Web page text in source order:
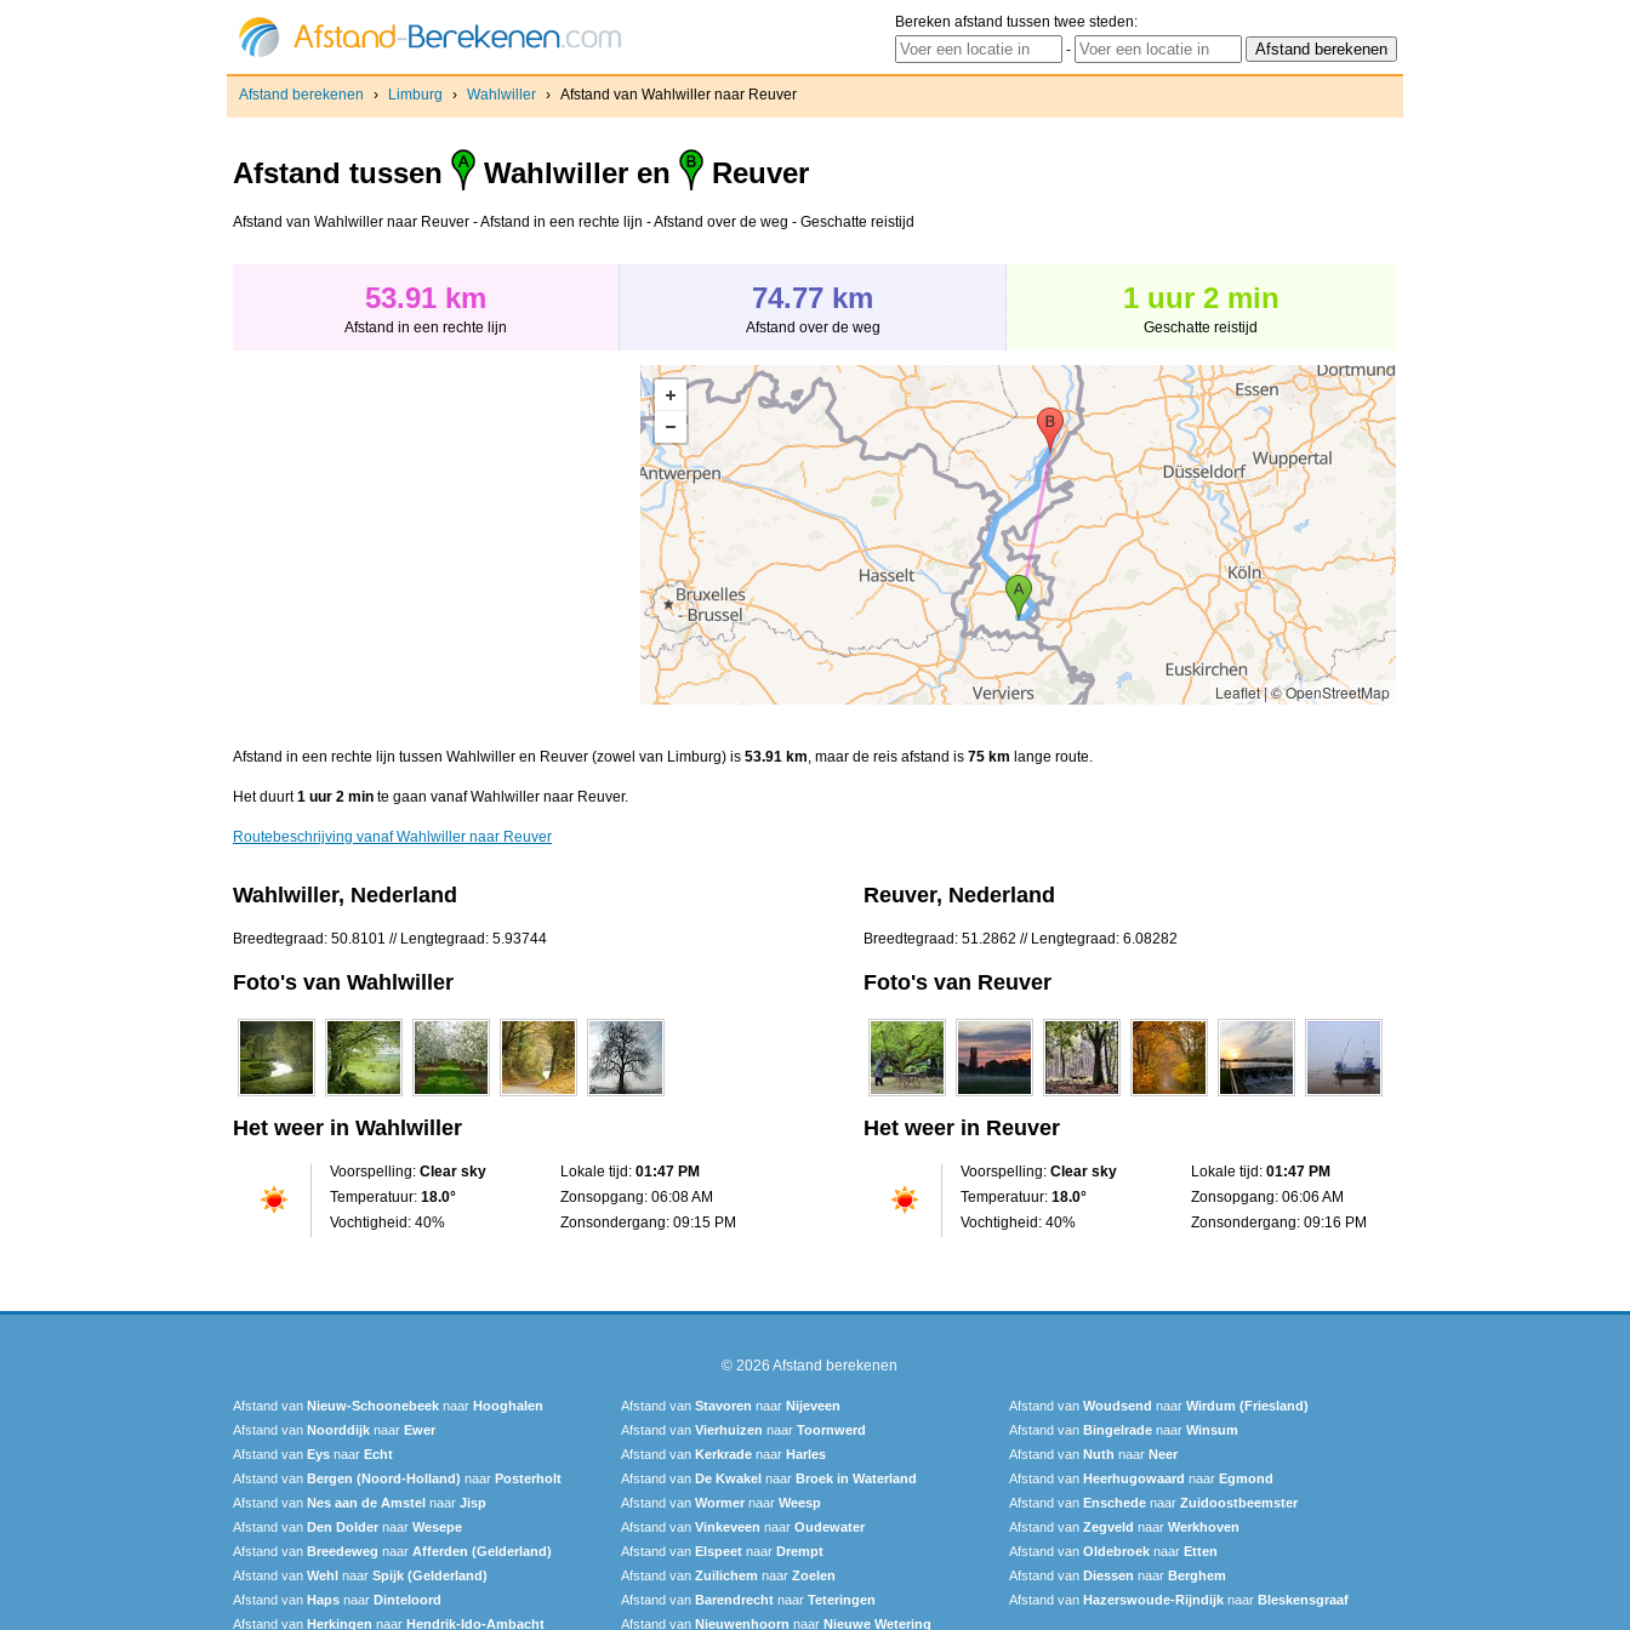
Bereken afstand tussen twee steden:
-
Afstand berekenen › Limburg › Wahlwiller › Afstand van Wahlwiller naar Reuver
Afstand tussen Wahlwiller en Reuver
Afstand van Wahlwiller naar Reuver - Afstand in een rechte lijn - Afstand over de weg - Geschatte reistijd
53.91 km
Afstand in een rechte lijn
74.77 km
Afstand over de weg
1 uur 2 min
Geschatte reistijd
Leaflet|© OpenStreetMap
Afstand in een rechte lijn tussen Wahlwiller en Reuver (zowel van Limburg) is 53.91 km, maar de reis afstand is 75 km lange route.
Het duurt1 uur 2 min te gaan vanaf Wahlwiller naar Reuver.
Routebeschrijving vanaf Wahlwiller naar Reuver
Wahlwiller, Nederland
Breedtegraad: 50.8101 // Lengtegraad: 5.93744
Foto's van Wahlwiller
Het weer in Wahlwiller
Voorspelling: Clear sky
Temperatuur: 18.0°
Vochtigheid: 40%
Lokale tijd: 01:47 PM
Zonsopgang: 06:08 AM
Zonsondergang: 09:15 PM
Reuver, Nederland
Breedtegraad: 51.2862 // Lengtegraad: 6.08282
Foto's van Reuver
Het weer in Reuver
Voorspelling: Clear sky
Temperatuur: 18.0°
Vochtigheid: 40%
Lokale tijd: 01:47 PM
Zonsopgang: 06:06 AM
Zonsondergang: 09:16 PM
© 2026 Afstand berekenen
Afstand van Nieuw-Schoonebeek naar Hooghalen Afstand van Stavoren naar Nijeveen Afstand van Woudsend naar Wirdum (Friesland)
Afstand van Noorddijk naar Ewer Afstand van Vierhuizen naar Toornwerd Afstand van Bingelrade naar Winsum
Afstand van Eys naar Echt Afstand van Kerkrade naar Harles Afstand van Nuth naar Neer
Afstand van Bergen (Noord-Holland) naar Posterholt Afstand van De Kwakel naar Broek in Waterland Afstand van Heerhugowaard naar Egmond
Afstand van Nes aan de Amstel naar Jisp Afstand van Wormer naar Weesp Afstand van Enschede naar Zuidoostbeemster
Afstand van Den Dolder naar Wesepe Afstand van Vinkeveen naar Oudewater Afstand van Zegveld naar Werkhoven
Afstand van Breedeweg naar Afferden (Gelderland) Afstand van Elspeet naar Drempt Afstand van Oldebroek naar Etten
Afstand van Wehl naar Spijk (Gelderland) Afstand van Zuilichem naar Zoelen Afstand van Diessen naar Berghem
Afstand van Haps naar Dinteloord Afstand van Barendrecht‎ naar Teteringen Afstand van Hazerswoude-Rijndijk naar Bleskensgraaf
Afstand van Herkingen naar Hendrik-Ido-Ambacht Afstand van Nieuwenhoorn naar Nieuwe Wetering